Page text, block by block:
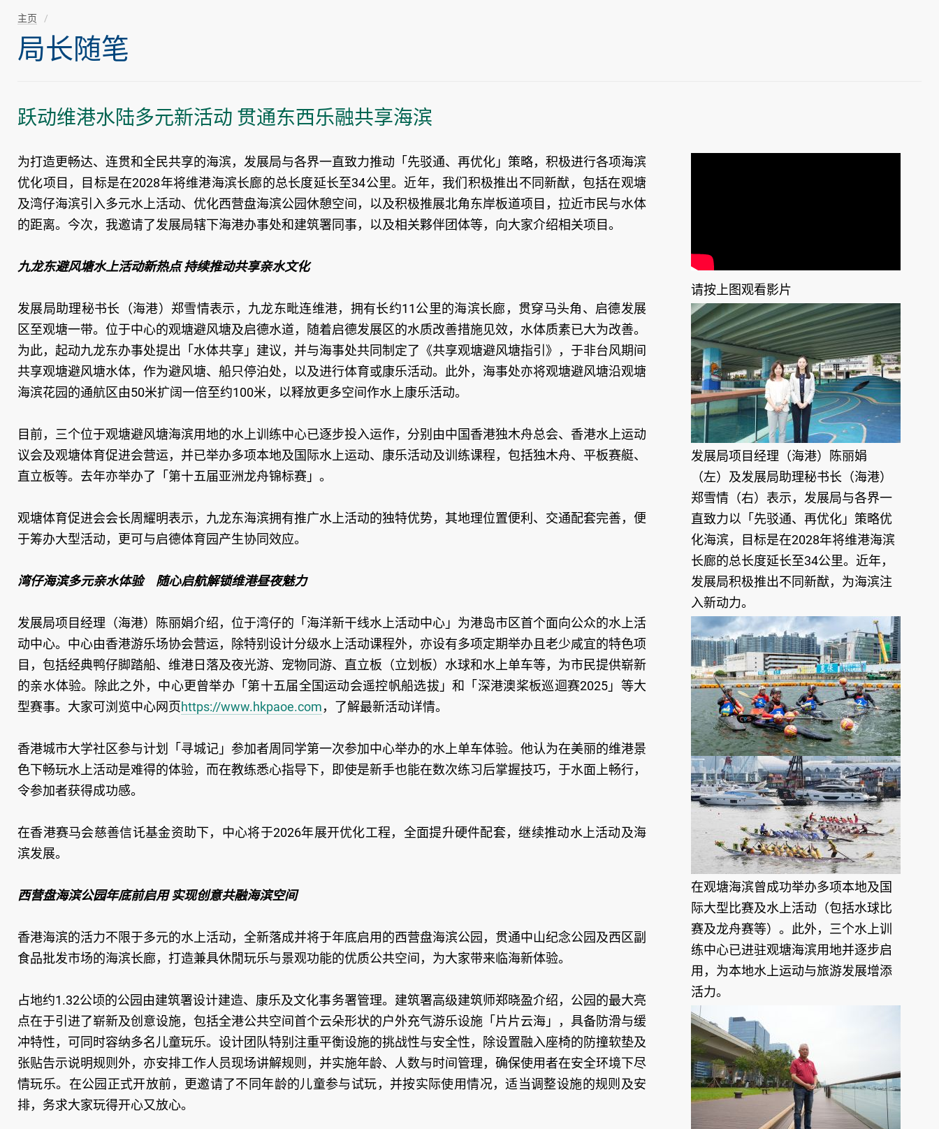
主页
局长随笔
跃动维港水陆多元新活动 贯通东西乐融共享海滨
为打造更畅达、连贯和全民共享的海滨，发展局与各界一直致力推动「先驳通、再优化」策略，积极进行各项海滨
优化项目，目标是在2028年将维港海滨长廊的总长度延长至34公里。近年，我们积极推出不同新猷，包括在观塘
及湾仔海滨引入多元水上活动、优化西营盘海滨公园休憩空间，以及积极推展北角东岸板道项目，拉近市民与水体
的距离。今次，我邀请了发展局辖下海港办事处和建筑署同事，以及相关夥伴团体等，向大家介绍相关项目。
九龙东避风塘水上活动新热点 持续推动共享亲水文化
发展局助理秘书长（海港）郑雪情表示，九龙东毗连维港，拥有长约11公里的海滨长廊，贯穿马头角、启德发展
区至观塘一带。位于中心的观塘避风塘及启德水道，随着启德发展区的水质改善措施见效，水体质素已大为改善。
为此，起动九龙东办事处提出「水体共享」建议，并与海事处共同制定了《共享观塘避风塘指引》，于非台风期间
共享观塘避风塘水体，作为避风塘、船只停泊处，以及进行体育或康乐活动。此外，海事处亦将观塘避风塘沿观塘
海滨花园的通航区由50米扩阔一倍至约100米，以释放更多空间作水上康乐活动。
目前，三个位于观塘避风塘海滨用地的水上训练中心已逐步投入运作，分别由中国香港独木舟总会、香港水上运动
议会及观塘体育促进会营运，并已举办多项本地及国际水上运动、康乐活动及训练课程，包括独木舟、平板赛艇、
直立板等。去年亦举办了「第十五届亚洲龙舟锦标赛」。
观塘体育促进会会长周耀明表示，九龙东海滨拥有推广水上活动的独特优势，其地理位置便利、交通配套完善，便
于筹办大型活动，更可与启德体育园产生协同效应。
湾仔海滨多元亲水体验 随心启航解锁维港昼夜魅力
发展局项目经理（海港）陈丽娟介绍，位于湾仔的「海洋新干线水上活动中心」为港岛市区首个面向公众的水上活
动中心。中心由香港游乐场协会营运，除特别设计分级水上活动课程外，亦设有多项定期举办且老少咸宜的特色项
目，包括经典鸭仔脚踏船、维港日落及夜光游、宠物同游、直立板（立划板）水球和水上单车等，为市民提供崭新
的亲水体验。除此之外，中心更曾举办「第十五届全国运动会遥控帆船选拔」和「深港澳桨板巡迴赛2025」等大
型赛事。大家可浏览中心网页https://www.hkpaoe.com，了解最新活动详情。
香港城市大学社区参与计划「寻城记」参加者周同学第一次参加中心举办的水上单车体验。他认为在美丽的维港景
色下畅玩水上活动是难得的体验，而在教练悉心指导下，即使是新手也能在数次练习后掌握技巧，于水面上畅行，
令参加者获得成功感。
在香港赛马会慈善信讬基金资助下，中心将于2026年展开优化工程，全面提升硬件配套，继续推动水上活动及海
滨发展。
西营盘海滨公园年底前启用 实现创意共融海滨空间
香港海滨的活力不限于多元的水上活动，全新落成并将于年底启用的西营盘海滨公园，贯通中山纪念公园及西区副
食品批发市场的海滨长廊，打造兼具休閒玩乐与景观功能的优质公共空间，为大家带来临海新体验。
占地约1.32公顷的公园由建筑署设计建造、康乐及文化事务署管理。建筑署高级建筑师郑晓盈介绍，公园的最大亮
点在于引进了崭新及创意设施，包括全港公共空间首个云朵形状的户外充气游乐设施「片片云海」，具备防滑与缓
冲特性，可同时容纳多名儿童玩乐。设计团队特别注重平衡设施的挑战性与安全性，除设置融入座椅的防撞软垫及
张贴告示说明规则外，亦安排工作人员现场讲解规则，并实施年龄、人数与时间管理，确保使用者在安全环境下尽
情玩乐。在公园正式开放前，更邀请了不同年龄的儿童参与试玩，并按实际使用情况，适当调整设施的规则及安
排，务求大家玩得开心又放心。
请按上图观看影片
发展局项目经理（海港）陈丽娟
（左）及发展局助理秘书长（海港）
郑雪情（右）表示，发展局与各界一
直致力以「先驳通、再优化」策略优
化海滨，目标是在2028年将维港海滨
长廊的总长度延长至34公里。近年，
发展局积极推出不同新猷，为海滨注
入新动力。
在观塘海滨曾成功举办多项本地及国
际大型比赛及水上活动（包括水球比
赛及龙舟赛等）。此外，三个水上训
练中心已进驻观塘海滨用地并逐步启
用，为本地水上运动与旅游发展增添
活力。